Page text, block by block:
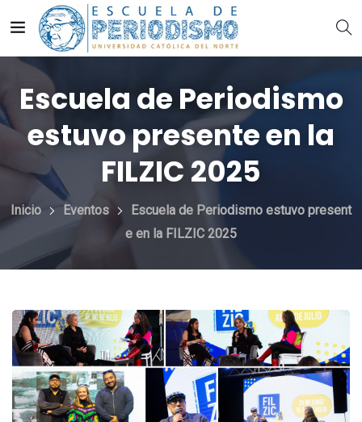
Escuela de Periodismo
estuvo presente en la
FILZIC 2025
Inicio Eventos
Escuela de Periodismo estuvo present
e en la FILZIC 2025